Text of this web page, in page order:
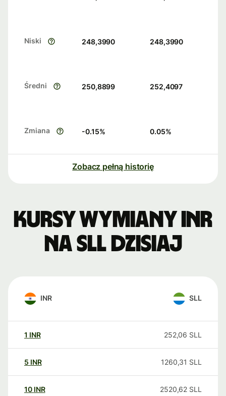
Niski 248,3990 248,3990
Średni 250,8899 252,4097
Zmiana -0.15% 0.05%
Zobacz pełną historię
Kursy wymiany INR
na SLL dzisiaj
INR SLL
1 INR 252,06 SLL
5 INR 1260,31 SLL
10 INR 2520,62 SLL